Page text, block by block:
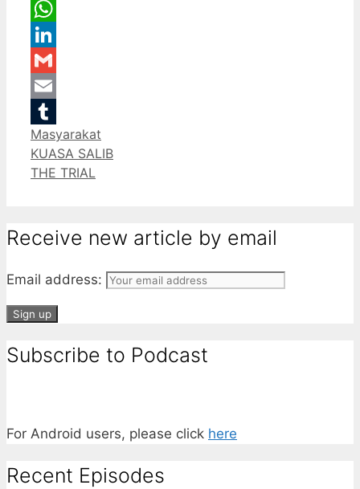
Message
WhatsApp
LinkedIn
Gmail
Email
Tumblr
Categories
Masyarakat
KUASA SALIB
THE TRIAL
Receive new article by email
Email address:
Subscribe to Podcast
For Android users, please click here
Recent Episodes